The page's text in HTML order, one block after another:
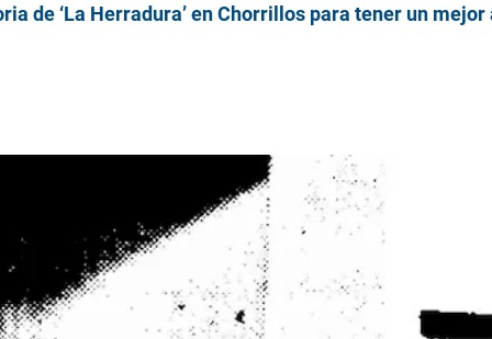
de ‘La Herradura’ en Chorrillos para tener un